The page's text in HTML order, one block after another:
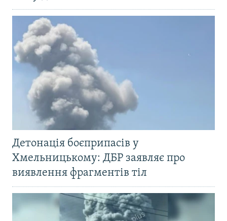
Детонація боєприпасів у
Хмельницькому: ДБР заявляє про
виявлення фрагментів тіл